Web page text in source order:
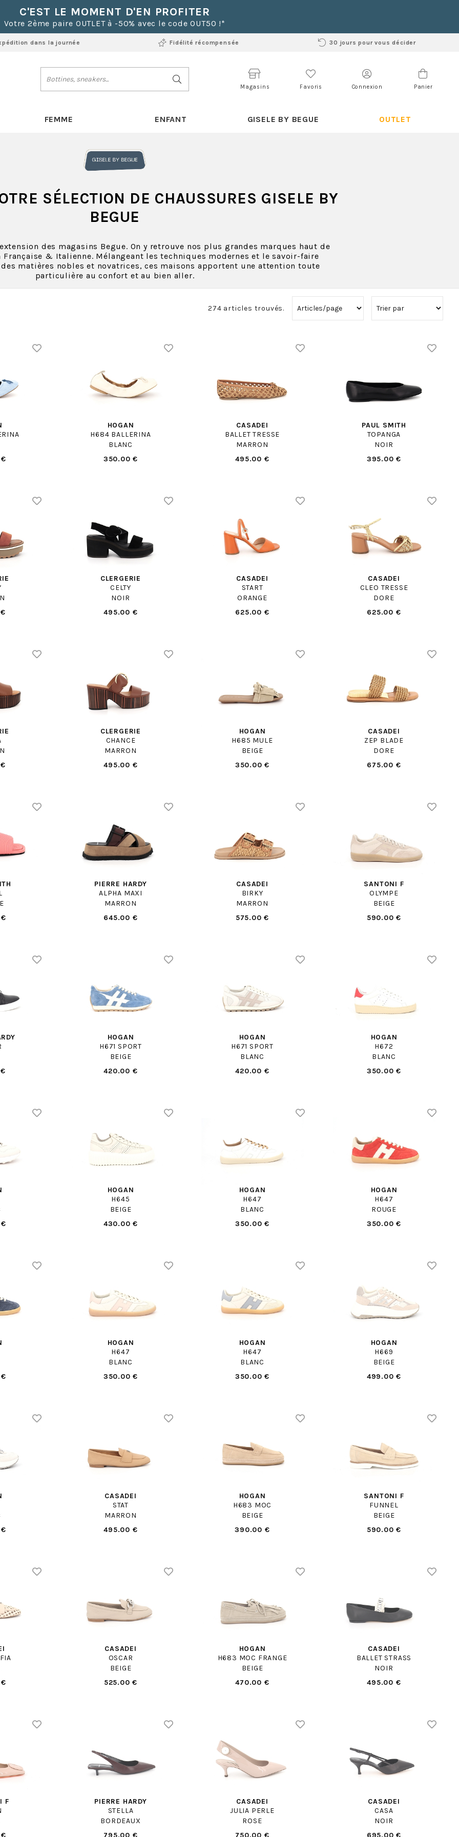
C'EST LE MOMENT D'EN PROFITER
Votre 2ème paire OUTLET à -50% avec le code OUT50 !*
dans la journée Fidélité récompensée 30 jours pour vous décider
Magasins Favoris Connexion Panier
FEMME ENFANT GISELE BY BEGUE OUTLET
SÉLECTION DE CHAUSSURES GISELE BY
BEGUE
des magasins Begue. On y retrouve nos plus grandes marques haut de
& Italienne. Mélangeant les techniques modernes et le savoir-faire
matières nobles et novatrices, ces maisons apportent une attention toute
particulière au confort et au bien aller.
274 articles trouvés.
HOGAN
H684 BALLERINA
BLANC
350.00 €
CASADEI
BALLET TRESSE
MARRON
495.00 €
PAUL SMITH
TOPANGA
NOIR
395.00 €
CLERGERIE
CELTY
NOIR
495.00 €
CASADEI
START
ORANGE
625.00 €
CASADEI
CLEO TRESSE
DORE
625.00 €
CLERGERIE
CHANCE
MARRON
495.00 €
HOGAN
H685 MULE
BEIGE
350.00 €
CASADEI
ZEP BLADE
DORE
675.00 €
PIERRE HARDY
ALPHA MAXI
MARRON
645.00 €
CASADEI
BIRKY
MARRON
575.00 €
SANTONI F
OLYMPE
BEIGE
590.00 €
HOGAN
H671 SPORT
BEIGE
420.00 €
HOGAN
H671 SPORT
BLANC
420.00 €
HOGAN
H672
BLANC
350.00 €
HOGAN
H645
BEIGE
430.00 €
HOGAN
H647
BLANC
350.00 €
HOGAN
H647
ROUGE
350.00 €
HOGAN
H647
BLANC
350.00 €
HOGAN
H647
BLANC
350.00 €
HOGAN
H669
BEIGE
499.00 €
CASADEI
STAT
MARRON
495.00 €
HOGAN
H683 MOC
BEIGE
390.00 €
SANTONI F
FUNNEL
BEIGE
590.00 €
CASADEI
OSCAR
BEIGE
525.00 €
HOGAN
H683 MOC FRANGE
BEIGE
470.00 €
CASADEI
BALLET STRASS
NOIR
495.00 €
F
PIERRE HARDY
STELLA
BORDEAUX
CASADEI
JULIA PERLE
ROSE
CASADEI
CASA
NOIR